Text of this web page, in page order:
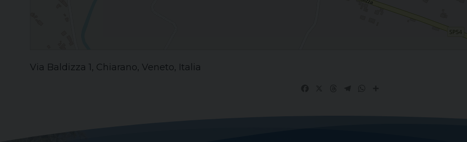
Via Baldizza 1, Chiarano, Veneto, Italia